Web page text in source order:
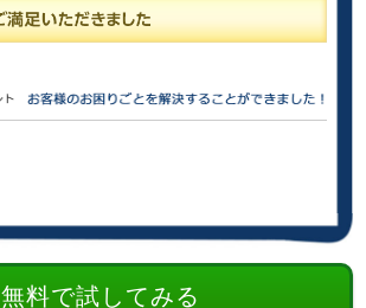
無料で試してみる